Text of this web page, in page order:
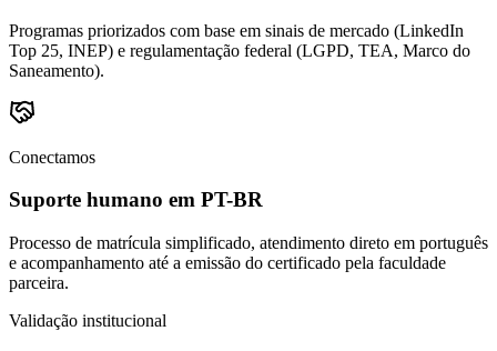
Programas priorizados com base em sinais de mercado (LinkedIn
Top 25, INEP) e regulamentação federal (LGPD, TEA, Marco do
Saneamento).
Conectamos
Suporte humano em PT-BR
Processo de matrícula simplificado, atendimento direto em português
e acompanhamento até a emissão do certificado pela faculdade
parceira.
Validação institucional